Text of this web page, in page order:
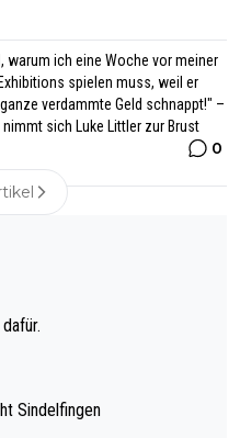
warum ich eine Woche vor meiner
spielen muss, weil er
verdammte Geld schnappt!" –
sich Luke Littler zur Brust
0
Sindelfingen